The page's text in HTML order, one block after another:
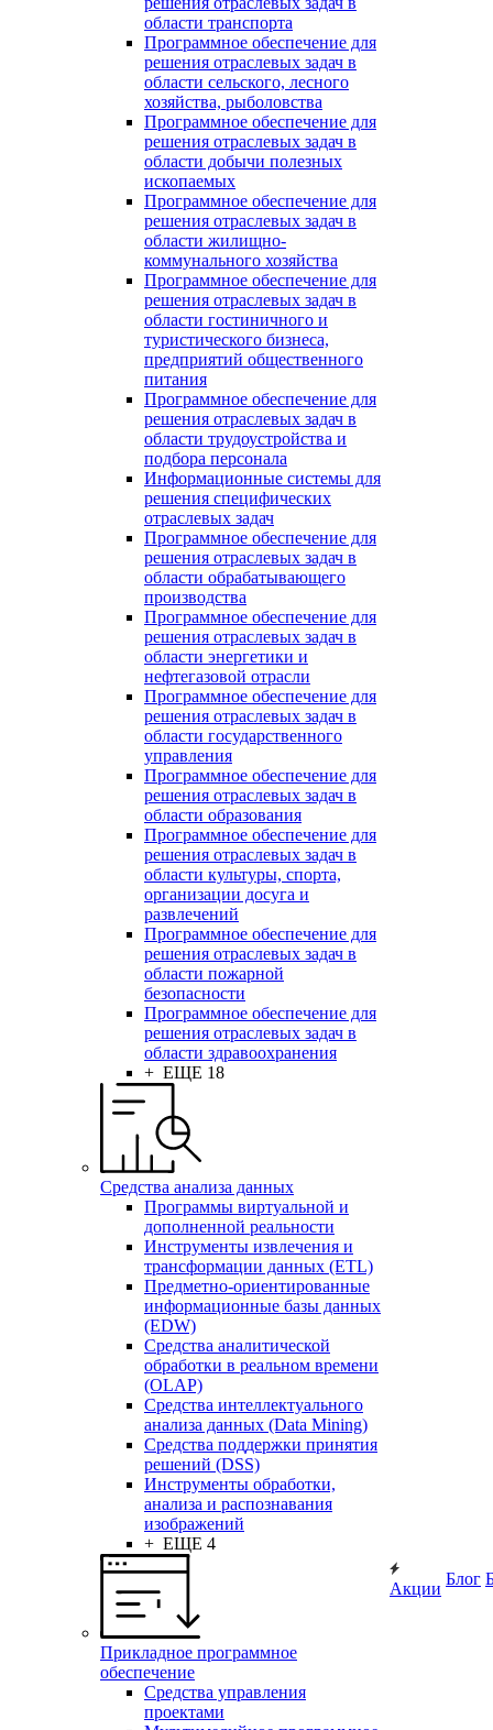
области транспорта
Программное обеспечение для
решения отраслевых задач в
области сельского, лесного
хозяйства, рыболовства
Программное обеспечение для
решения отраслевых задач в
области добычи полезных
ископаемых
Программное обеспечение для
решения отраслевых задач в
области жилищно-
коммунального хозяйства
Программное обеспечение для
решения отраслевых задач в
области гостиничного и
туристического бизнеса,
предприятий общественного
питания
Программное обеспечение для
решения отраслевых задач в
области трудоустройства и
подбора персонала
Информационные системы для
решения специфических
отраслевых задач
Программное обеспечение для
решения отраслевых задач в
области обрабатывающего
производства
Программное обеспечение для
решения отраслевых задач в
области энергетики и
нефтегазовой отрасли
Программное обеспечение для
решения отраслевых задач в
области государственного
управления
Программное обеспечение для
решения отраслевых задач в
области образования
Программное обеспечение для
решения отраслевых задач в
области культуры, спорта,
организации досуга и
развлечений
Программное обеспечение для
решения отраслевых задач в
области пожарной
безопасности
Программное обеспечение для
решения отраслевых задач в
области здравоохранения
+ ЕЩЕ 18
Средства анализа данных
Программы виртуальной и
дополненной реальности
Инструменты извлечения и
трансформации данных (ETL)
Предметно-ориентированные
информационные базы данных
(EDW)
Средства аналитической
обработки в реальном времени
(OLAP)
Средства интеллектуального
анализа данных (Data Mining)
Средства поддержки принятия
решений (DSS)
Инструменты обработки,
анализа и распознавания
изображений
+ ЕЩЕ 4
Прикладное программное
обеспечение
Средства управления
проектами
Акции
Блог